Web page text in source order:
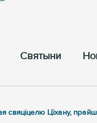
Cвятыни
свяціцелю Ціхану,